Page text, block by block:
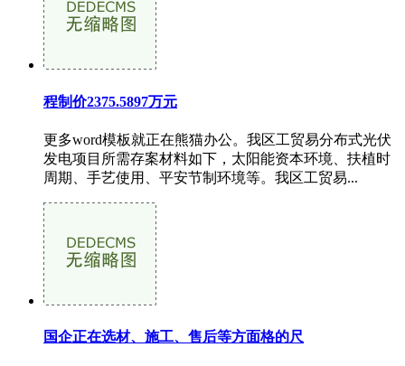
程制价2375.5897万元
更多word模板就正在熊猫办公。我区工贸易分布式光伏
发电项目所需存案材料如下，太阳能资本环境、扶植时
周期、手艺使用、平安节制环境等。我区工贸易...
国企正在选材、施工、售后等方面格的尺